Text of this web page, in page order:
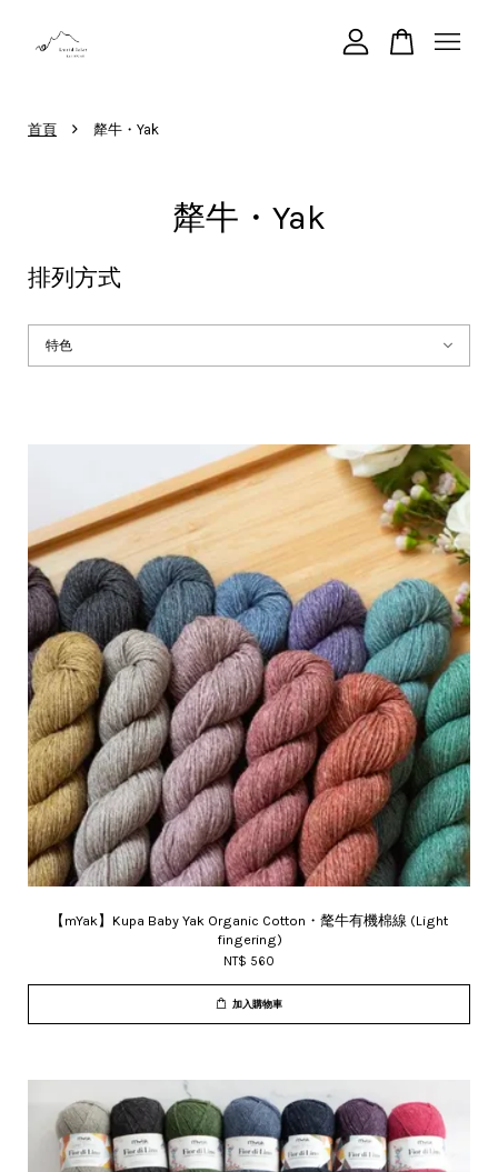
首頁 › 犛牛・Yak
犛牛・Yak
排列方式
【mYak】Kupa Baby Yak Organic Cotton・氂牛有機棉線 (Light
fingering)
NT$ 560
加入購物車
您的購物車目前還是空的。